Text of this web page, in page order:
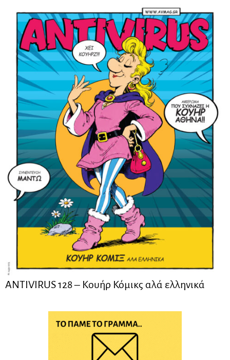
ANTIVIRUS 128 – Kουήρ Κόμικς αλά ελληνικά